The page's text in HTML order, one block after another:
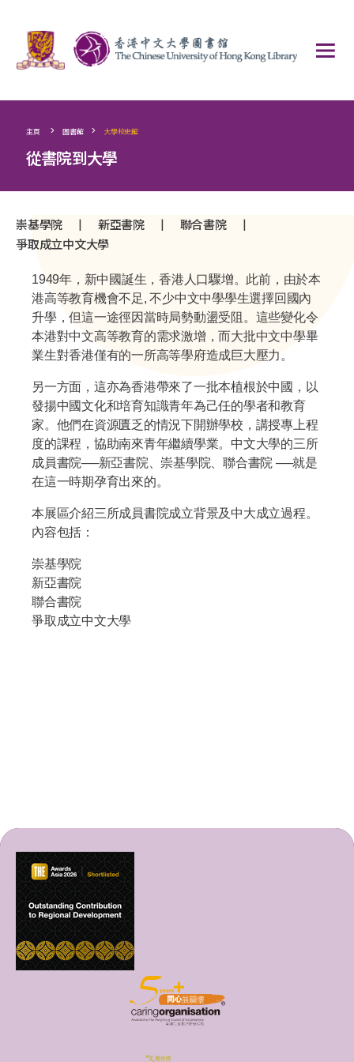
主頁 > 圖書館 > 大學校史館
從書院到大學
崇基學院 | 新亞書院 | 聯合書院 |
爭取成立中文大學
1949年，新中國誕生，香港人口驟增。此前，由於本
港高等教育機會不足, 不少中文中學學生選擇回國內
升學，但這一途徑因當時局勢動盪受阻。這些變化令
本港對中文高等教育的需求激增，而大批中文中學畢
業生對香港僅有的一所高等學府造成巨大壓力。
另一方面，這亦為香港帶來了一批本植根於中國，以
發揚中國文化和培育知識青年為己任的學者和教育
家。他們在資源匱乏的情況下開辦學校，講授專上程
度的課程，協助南來青年繼續學業。中文大學的三所
成員書院──新亞書院、崇基學院、聯合書院 ──就是
在這一時期孕育出來的。
本展區介紹三所成員書院成立背景及中大成立過程。
內容包括：
崇基學院
新亞書院
聯合書院
爭取成立中文大學